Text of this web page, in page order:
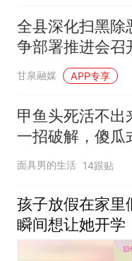
全县深化扫黑除
争部署推进会召
甘泉融媒 APP专享
甲鱼头死活不出
一招破解，傻瓜
手也看懂！
面具男的生活 14跟贴
孩子放假在家里
瞬间想让她开学